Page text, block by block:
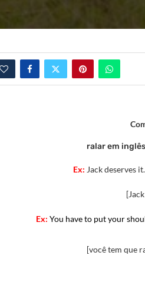
ralar em
Ex: Jack deserves
Ex: You have to put your
[você tem que